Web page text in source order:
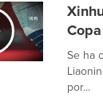
Se ha
por...